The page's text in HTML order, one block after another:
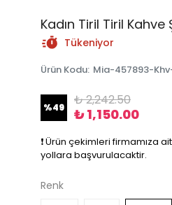
Kadın Tiril Tiril Kahve
Tükeniyor
Ürün Kodu: Mia-457893-
%49 ₺ 2,242.50
₺ 1,150.00
❗️ Ürün çekimleri firmamıza
yollara başvurulacaktir.
Renk